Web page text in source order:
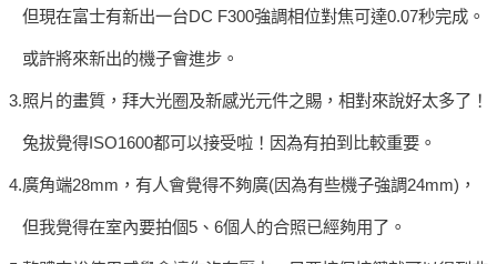
但現在富士有新出一台DC F300強調相位對焦可達0.07秒完成。
或許將來新出的機子會進步。
3.照片的畫質，拜大光圈及新感光元件之賜，相對來說好太多了！
兔拔覺得ISO1600都可以接受啦！因為有拍到比較重要。
4.廣角端28mm ，有人會覺得不夠廣(因為有些機子強調24mm) ，
但我覺得在室內要拍個5 、 6個人的合照已經夠用了。